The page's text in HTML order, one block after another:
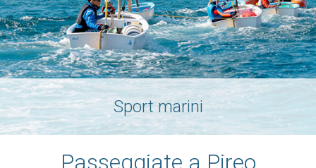
Sport marini
Passeggiate a Pireo